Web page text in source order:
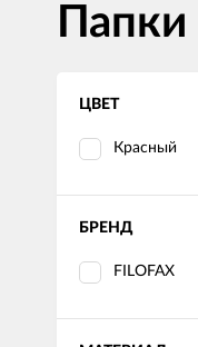
Папки
ЦВЕТ
Красный
БРЕНД
FILOFAX